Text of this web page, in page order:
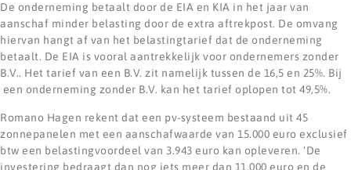
De onderneming betaalt door de EIA en KIA in het jaar van
aanschaf minder belasting door de extra aftrekpost. De omvang
hiervan hangt af van het belastingtarief dat de onderneming
betaalt. De EIA is vooral aantrekkelijk voor ondernemers zonder
B.V.. Het tarief van een B.V. zit namelijk tussen de 16,5 en 25%. Bij
een onderneming zonder B.V. kan het tarief oplopen tot 49,5%.
Romano Hagen rekent dat een pv-systeem bestaand uit 45
zonnepanelen met een aanschafwaarde van 15.000 euro exclusief
btw een belastingvoordeel van 3.943 euro kan opleveren. ‘De
investering bedraagt dan nog iets meer dan 11.000 euro en de